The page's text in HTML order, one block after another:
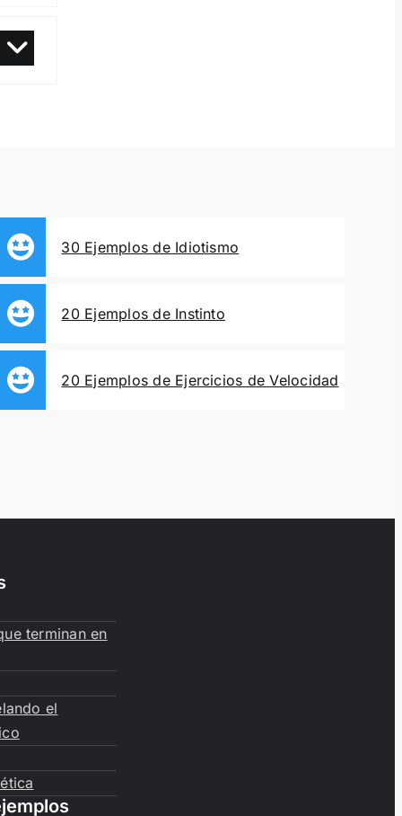
30 Ejemplos de Idiotismo
20 Ejemplos de Instinto
20 Ejemplos de Ejercicios de Velocidad
terminan en
el